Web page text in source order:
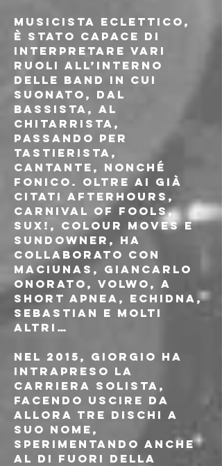
Musicista eclettico,
è stato capace di
interpretare vari
ruoli all’interno
delle band in cui
suonato, dal
bassista, al
chitarrista,
passando per
tastierista,
cantante, nonché
fonico. Oltre ai già
citati Afterhours,
Carnival of fools,
Sux!, Colour Moves e
Sundowner, ha
collaborato con
Maciunas, Giancarlo
Onorato, Volwo, A
Short Apnea, Echidna,
Sebastian e molti
altri…
Nel 2015, Giorgio ha
intrapreso la
carriera solista,
facendo uscire da
allora tre dischi a
suo nome,
sperimentando anche
al di fuori della